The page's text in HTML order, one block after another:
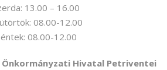
13.00 – 16.00
08.00-12.00
08.00-12.00
Önkormányzati Hivatal Petriventei